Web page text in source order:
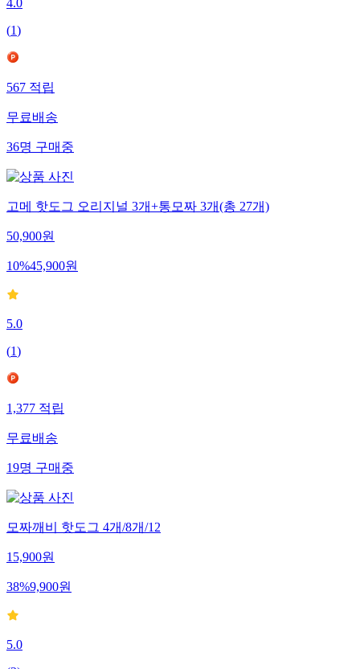
4.0
(1)
567적립
무료배송
36명구매중
고메 핫도그 오리지널 3개+통모짜 3개(총 27개)
50,900원
10%45,900원
5.0
(1)
1,377적립
무료배송
19명구매중
모짜깨비 핫도그 4개/8개/12
15,900원
38%9,900원
5.0